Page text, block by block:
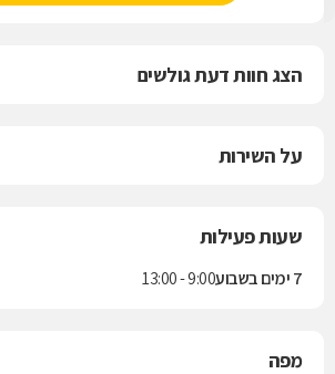
הצג חוות דעת גולשים
על השירות
שעות פעילות
7 ימים בשבוע 9:00 - 13:00
מפה